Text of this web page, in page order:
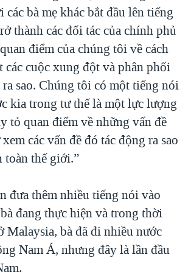
bà mẹ khác bắt đầu lên tiếng
thành các đối tác của chính phủ
điểm của chúng tôi về cách
các cuộc xung đột và phân phối
sao. Chúng tôi có một tiếng nói
kia trong tư thế là một lực lượng
tỏ quan điểm về những vấn đề
các vấn đề đó tác động ra sao
toàn thế giới.”
đưa thêm nhiều tiếng nói vào
đang thực hiện và trong thời
Malaysia, bà đã đi nhiều nước
Nam Á, nhưng đây là lần đầu